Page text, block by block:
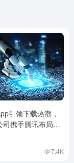
引领下载热潮，
司携手腾讯布局AI
7.4K